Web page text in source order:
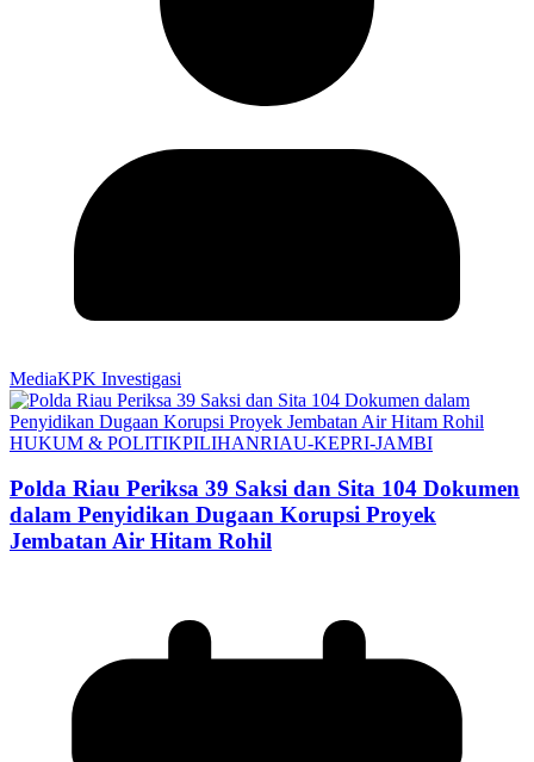
MediaKPK Investigasi
HUKUM & POLITIKPILIHANRIAU-KEPRI-JAMBI
Polda Riau Periksa 39 Saksi dan Sita 104 Dokumen
dalam Penyidikan Dugaan Korupsi Proyek
Jembatan Air Hitam Rohil